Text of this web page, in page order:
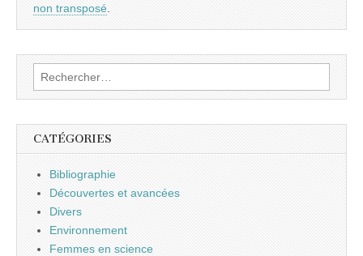
non transposé
Rechercher :
CATÉGORIES
Bibliographie
Découvertes et avancées
Divers
Environnement
Femmes en science